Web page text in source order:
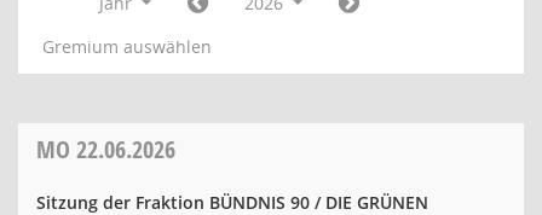
Gremium auswählen
MO 22.06.2026
Sitzung der Fraktion BÜNDNIS 90 / DIE GRÜNEN